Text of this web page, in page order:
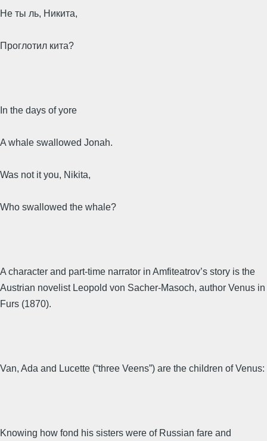
Не ты ль, Никита,
Проглотил кита?
In the days of yore
A whale swallowed Jonah.
Was not it you, Nikita,
Who swallowed the whale?
A character and part-time narrator in Amfiteatrov’s story is the
Austrian novelist Leopold von Sacher-Masoch, author Venus in
Furs (1870).
Van, Ada and Lucette (“three Veens”) are the children of Venus:
Knowing how fond his sisters were of Russian fare and